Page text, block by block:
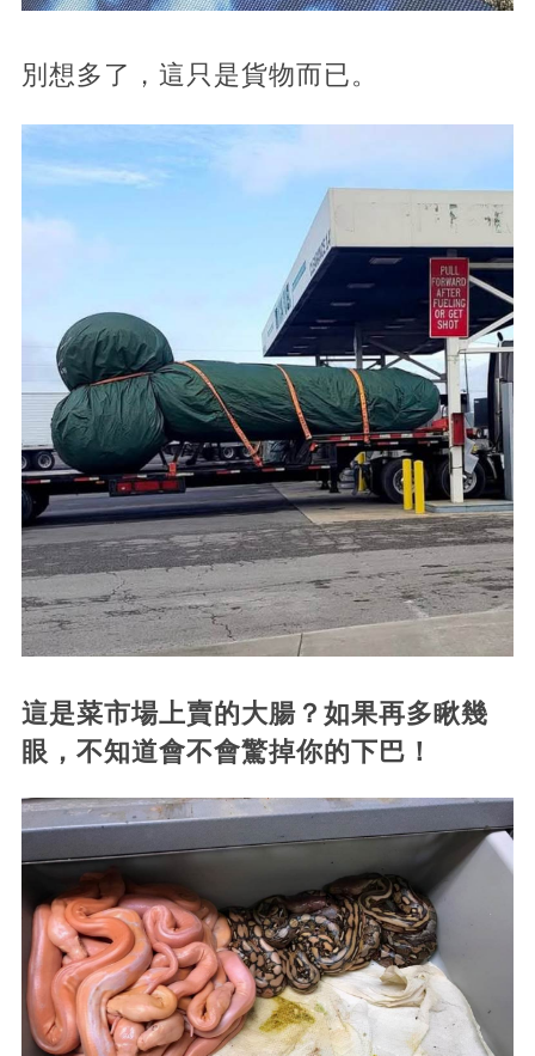
別想多了，這只是貨物而已。
這是菜市場上賣的大腸？如果再多瞅幾
眼，不知道會不會驚掉你的下巴！